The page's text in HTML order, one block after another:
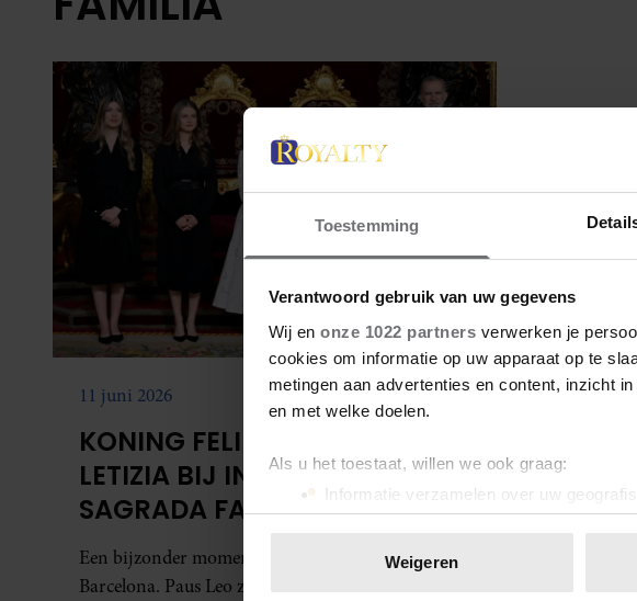
Toestemming
Verantwoord gebruik van uw gegevens
Wij en onze 1022 partners verwerken je
cookies om informatie op uw apparaat op te
metingen aan advertenties en content, inzicht
en met welke doelen.
Als u het toestaat, willen we ook graag:
Informatie verzamelen over uw
Uw apparaat identificeren door het
toestemming op elk moment wijzigen of
Weigeren
11 juni 2026
KONING FELIPE EN KONINGIN
LETIZIA BIJ INZEGENING
SAGRADA FAMÍLIA
Een bijzonder moment woensdagavond in
Barcelona. Paus Leo zegende daar de Jezus